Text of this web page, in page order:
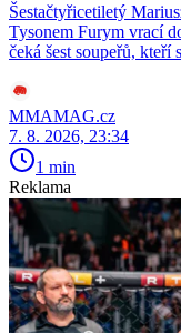
Šestačtyřicetiletý
Tysonem Furym vrací
čeká šest soupeřů,
MMAMAG.cz
7. 8. 2026, 23:34
1 min
Reklama